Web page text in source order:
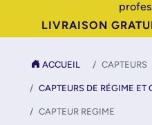
LIVRAISON
ACCUEIL CAPTEURS
CAPTEURS DE RÉGIME ET
CAPTEUR REGIME